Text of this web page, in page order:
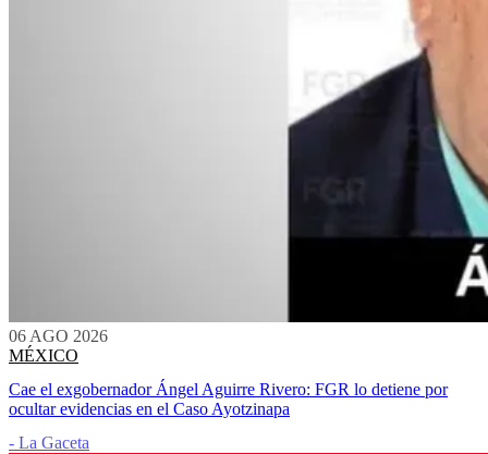
06 AGO 2026
MÉXICO
Cae el exgobernador Ángel Aguirre Rivero: FGR lo detiene por
ocultar evidencias en el Caso Ayotzinapa
- La Gaceta